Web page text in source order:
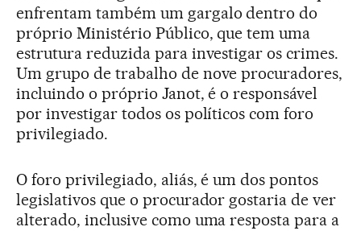
enfrentam também um gargalo dentro do
próprio Ministério Público, que tem uma
estrutura reduzida para investigar os crimes.
Um grupo de trabalho de nove procuradores,
incluindo o próprio Janot, é o responsável
por investigar todos os políticos com foro
privilegiado.
O foro privilegiado, aliás, é um dos pontos
legislativos que o procurador gostaria de ver
alterado, inclusive como uma resposta para a